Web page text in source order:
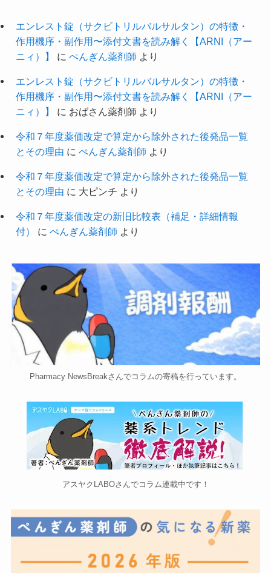
エンレスト錠（サクビトリルバルサルタン）の特徴・
作用機序・副作用〜添付文書を読み解く【ARNI（アー
ニィ）】
に ぺんぎん薬剤師 より
エンレスト錠（サクビトリルバルサルタン）の特徴・
作用機序・副作用〜添付文書を読み解く【ARNI（アー
ニィ）】
に おばさん薬剤師 より
令和７年度薬価改定で算定から除外された後発品一覧
とその理由 に ぺんぎん薬剤師 より
令和７年度薬価改定で算定から除外された後発品一覧
とその理由 に 大ピンチ より
令和７年度薬価改定の新旧比較表（補足・詳細情報
付）
に ぺんぎん薬剤師 より
Pharmacy NewsBreakさんでコラムの寄稿を行っています。
アスヤクLABOさんでコラム連載中です！